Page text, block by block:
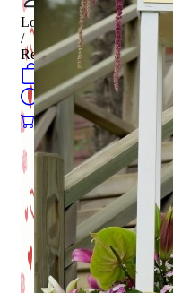
Login
/
Register
öğeler
Search
0öğeler 0.00₺